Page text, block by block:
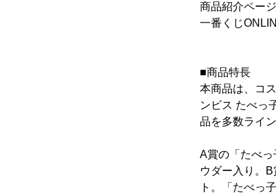
商品紹介ペ
一番くじ
■商品特長
本商品は、コ
ンビス たべっ
品を多数ライ
A賞の「たべ
ウダー入り。
ト。「たべっ